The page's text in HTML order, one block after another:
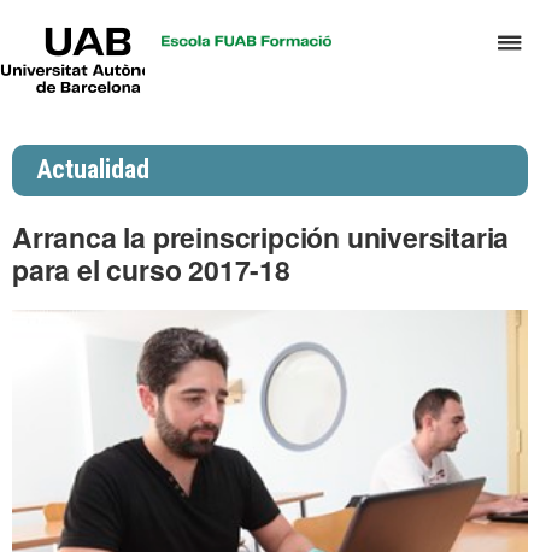
y
Universitat
Actualidad
Arranca la preinscripción universitaria
para el curso 2017-18